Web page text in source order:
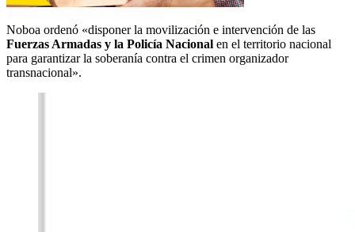
Noboa ordenó «disponer la movilización e intervención de las
Fuerzas Armadas y la Policía Nacional en el territorio nacional
para garantizar la soberanía contra el crimen organizador
transnacional».